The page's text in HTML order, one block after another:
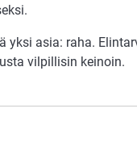
yksi asia: raha.
vilpillisin keinoin.